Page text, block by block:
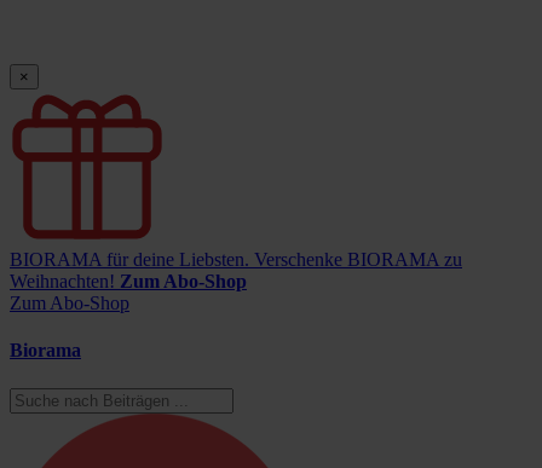
×
BIORAMA für deine Liebsten. Verschenke BIORAMA zu
Weihnachten! Zum Abo-Shop
Zum Abo-Shop
Biorama